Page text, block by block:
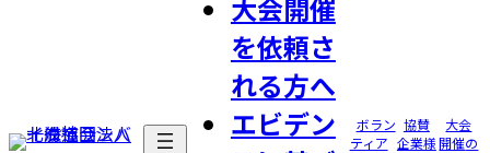
大会開催
を依頼さ
れる方へ
エビデン
ボラン
ティア
協賛
企業様
大会
開催の